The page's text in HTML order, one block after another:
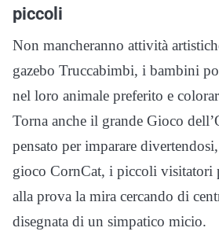
piccoli
Non mancheranno attività
gazebo Truccabimbi, i bambini
nel loro animale preferito e
Torna anche il grande Gioco
pensato per imparare
gioco CornCat, i piccoli visitatori
alla prova la mira cercando di
disegnata di un simpatico micio.